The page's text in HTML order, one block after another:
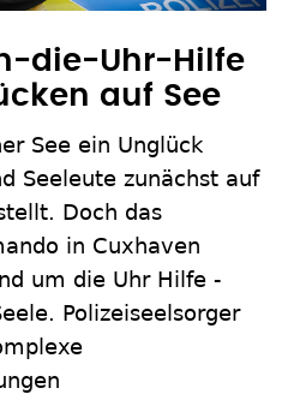
die-Uhr-Hilfe
auf See
See ein Unglück
Seeleute zunächst auf
Doch das
in Cuxhaven
um die Uhr Hilfe -
Polizeiseelsorger